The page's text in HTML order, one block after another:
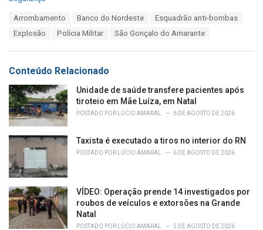
i
s
:
Arrombamento Banco do Nordeste
Esquadrão anti-bombas
Explosão
Polícia Militar São Gonçalo do Amarante
Conteúdo Relacionado
Unidade de saúde transfere pacientes após
tiroteio em Mãe Luíza, em Natal
POSTADO POR LÚCIO AMARAL 6 DE AGOSTO DE 2026
Taxista é executado a tiros no interior do RN
POSTADO POR LÚCIO AMARAL 6 DE AGOSTO DE 2026
VÍDEO: Operação prende 14 investigados por
roubos de veículos e extorsões na Grande
Natal
POSTADO POR LÚCIO AMARAL 5 DE AGOSTO DE 2026